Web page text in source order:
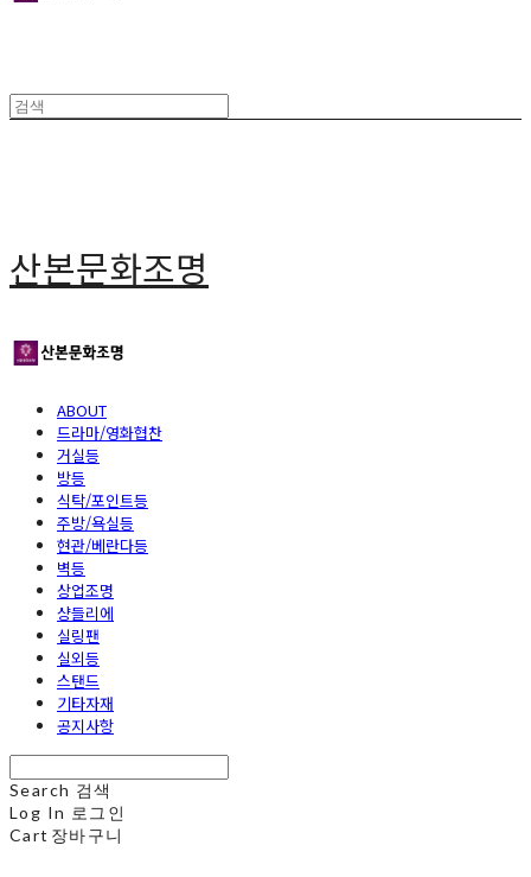
산본문화조명
ABOUT
드라마/영화협찬
거실등
방등
식탁/포인트등
주방/욕실등
현관/베란다등
벽등
상업조명
샹들리에
실링팬
실외등
스탠드
기타자재
공지사항
Search 검색
Log In 로그인
Cart 장바구니